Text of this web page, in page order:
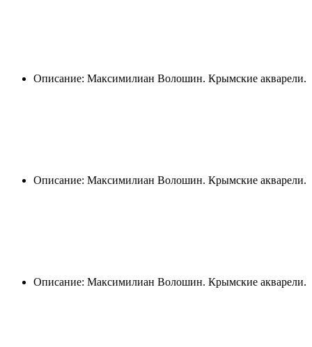
Описание: Максимилиан Волошин. Крымские акварели.
Описание: Максимилиан Волошин. Крымские акварели.
Описание: Максимилиан Волошин. Крымские акварели.